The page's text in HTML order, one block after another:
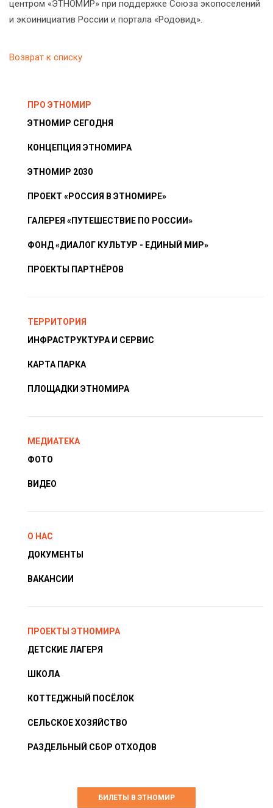
центром «ЭТНОМИР» при поддержке Союза экопоселений
и экоинициатив России и портала «Родовид».
Возврат к списку
ПРО ЭТНОМИР
ЭТНОМИР СЕГОДНЯ
КОНЦЕПЦИЯ ЭТНОМИРА
ЭТНОМИР 2030
ПРОЕКТ «РОССИЯ В ЭТНОМИРЕ»
ГАЛЕРЕЯ «ПУТЕШЕСТВИЕ ПО РОССИИ»
ФОНД «ДИАЛОГ КУЛЬТУР - ЕДИНЫЙ МИР»
ПРОЕКТЫ ПАРТНЁРОВ
ТЕРРИТОРИЯ
ИНФРАСТРУКТУРА И СЕРВИС
КАРТА ПАРКА
ПЛОЩАДКИ ЭТНОМИРА
МЕДИАТЕКА
ФОТО
ВИДЕО
О НАС
ДОКУМЕНТЫ
ВАКАНСИИ
ПРОЕКТЫ ЭТНОМИРА
ДЕТСКИЕ ЛАГЕРЯ
ШКОЛА
КОТТЕДЖНЫЙ ПОСЁЛОК
СЕЛЬСКОЕ ХОЗЯЙСТВО
РАЗДЕЛЬНЫЙ СБОР ОТХОДОВ
БИЛЕТЫ В ЭТНОМИР